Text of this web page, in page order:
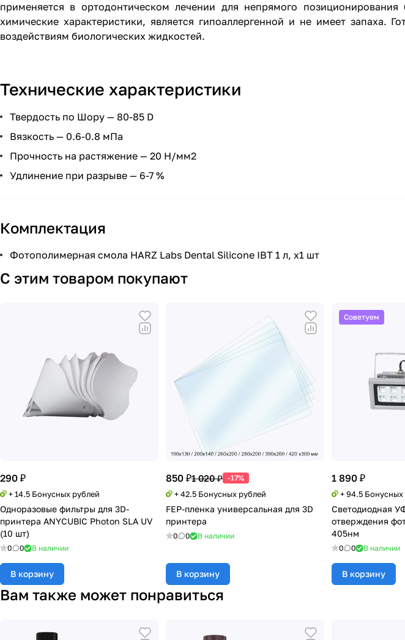
применяется в ортодонтическом лечении для непрямого
химические характеристики, является гипоаллергенной и не имеет запаха.
воздействиям биологических жидкостей.
Технические характеристики
Твердость по Шору — 80-85 D
Вязкость — 0.6-0.8 мПа
Прочность на растяжение — 20 Н/мм2
Удлинение при разрыве — 6-7 %
Комплектация
Фотополимерная смола HARZ Labs Dental Silicone IBT 1 л, х1 шт
С этим товаром покупают
290 ₽
+ 14.5 Бонусных рублей
Одноразовые фильтры для 3D-
принтера ANYCUBIC Photon SLA UV
(10 шт)
0 0 В наличии
В корзину
850 ₽1 020 ₽ -17%
+ 42.5 Бонусных рублей
FEP-пленка универсальная для 3D
принтера
0 0 В наличии
В корзину
Советуем
1 890 ₽
+ 94.5 Бонусных
Светодиодная
отверждения
405нм
0 0 В наличии
В корзину
Вам также может понравиться